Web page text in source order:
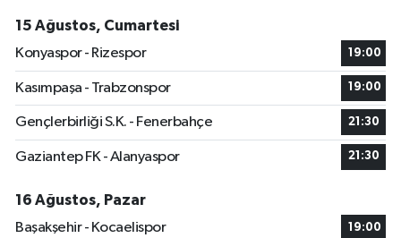
15 Ağustos, Cumartesi
Konyaspor - Rizespor
19:00
Kasımpaşa - Trabzonspor 19:00
Gençlerbirliği S.K. - Fenerbahçe 21:30
Gaziantep FK - Alanyaspor 21:30
16 Ağustos, Pazar
Başakşehir - Kocaelispor
19:00